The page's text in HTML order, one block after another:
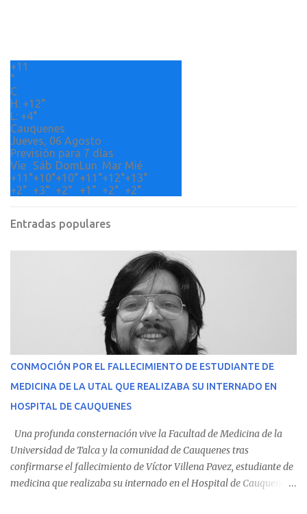
s
+11
°
C
H: +12°
L: +4°
Cauquenes
Jueves, 06 Agosto
Previsión para 7 días
Vie
Sáb DomLun Mar Mié
+11°+10°+10°+11°+12°+13°
+2° +3° +2° +1° +2° +2°
Entradas populares
CONMOCIÓN POR EL FALLECIMIENTO DE ESTUDIANTE DE
MEDICINA DE LA UTAL QUE REALIZABA SU INTERNADO EN
HOSPITAL DE CAUQUENES
Una profunda consternación vive la Facultad de Medicina de la
Universidad de Talca y la comunidad de Cauquenes tras
confirmarse el fallecimiento de Víctor Villena Pavez, estudiante de
medicina que realizaba su internado en el Hospital de Cauquenes.